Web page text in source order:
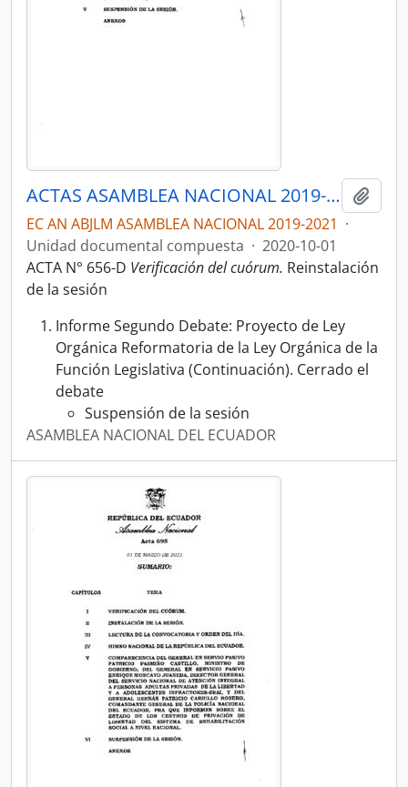
ACTAS ASAMBLEA NACIONAL 2019-2021
EC AN ABJLM ASAMBLEA NACIONAL 2019-2021 ·
Unidad documental compuesta · 2020-10-01
ACTA N° 656-D Verificación del cuórum. Reinstalación
de la sesión
Informe Segundo Debate: Proyecto de Ley
Orgánica Reformatoria de la Ley Orgánica de la
Función Legislativa (Continuación). Cerrado el
debate
Suspensión de la sesión
ASAMBLEA NACIONAL DEL ECUADOR